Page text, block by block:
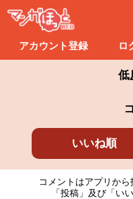
アカウント登録 ロ
低
いいね順
コメントはアプリから
「投稿」及び「い